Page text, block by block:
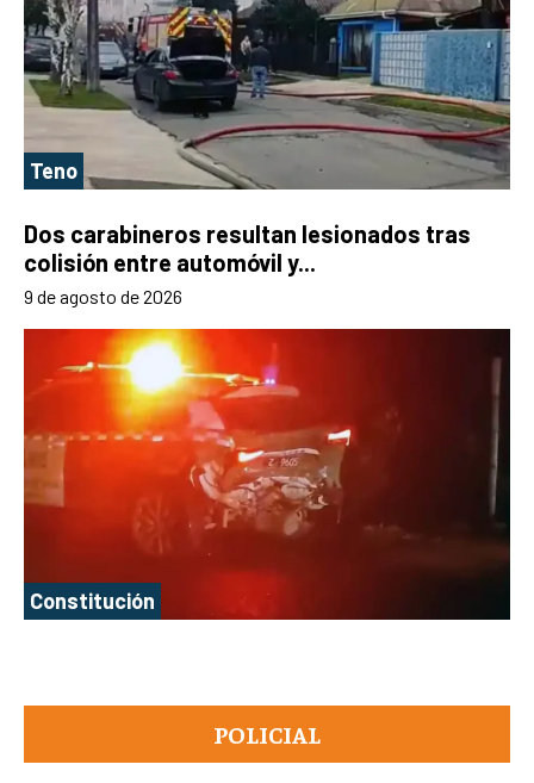
POLICIAL
Teno
Dos carabineros resultan lesionados tras
colisión entre automóvil y...
9 de agosto de 2026
Constitución